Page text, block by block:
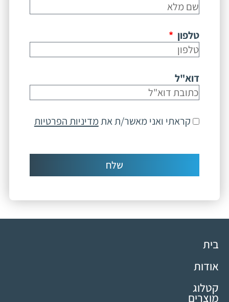
טלפון
דוא"ל
קראתי ואני מאשר/ת אתמדיניות הפרטיות
שלח
בית
אודות
קטלוג
מוצרים